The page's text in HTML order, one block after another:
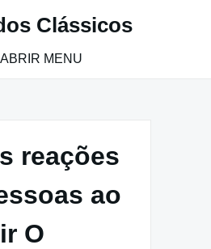
Clássicos
ABRIR MENU
reações
ao
O